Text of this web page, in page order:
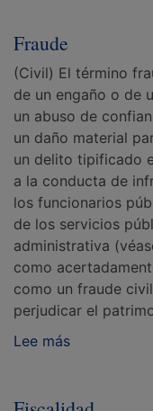
Fraude
(Civil) El término
de un engaño o de
un abuso de
un daño material
un delito tipificado
a la conducta de
los funcionarios
de los servicios
administrativa
como
como un fraude
perjudicar el
Lee más